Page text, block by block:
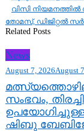
navigation
വിസി
തോമസ്, ഡിജിറ്റൽ
Related Posts
News
August 7, 2026August
സംഭവം,
ഷിബു